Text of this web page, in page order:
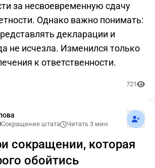
за несвоевременную сдачу
Однако важно понимать:
декларации и
не исчезла. Изменился только
к ответственности.
721
Сокращение штата Читать 3 мин
сокращении, которая
обойтись